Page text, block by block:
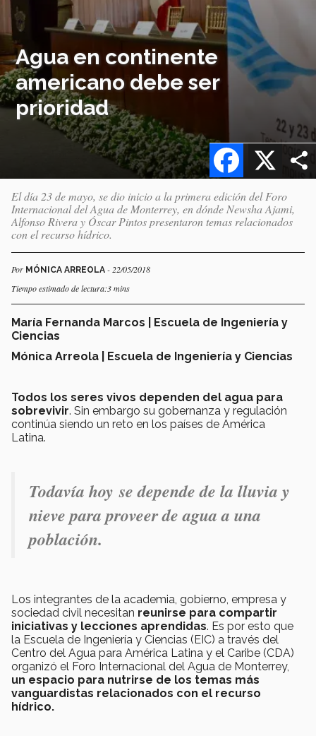
Agua en continente
americano debe ser
prioridad
X
Facebook
El día 23 de mayo, se dio inicio a la primera edición del Foro
Internacional del Agua de Monterrey, en dónde Newsha Ajami,
Alfonso Rivera y Óscar Pintos presentaron temas relacionados
con el recurso hídrico.
Por MÓNICA ARREOLA - 22/05/2018
Tiempo estimado de lectura:3 mins
María Fernanda Marcos | Escuela de Ingeniería y
Ciencias
Mónica Arreola | Escuela de Ingeniería y Ciencias
Todos los seres vivos dependen del agua para
sobrevivir. Sin embargo su gobernanza y regulación
continúa siendo un reto en los países de América
Latina.
Todavía hoy se depende de la lluvia y
nieve para proveer de agua a una
población.
Los integrantes de la academia, gobierno, empresa y
sociedad civil necesitan reunirse para compartir
iniciativas y lecciones aprendidas. Es por esto que
la Escuela de Ingeniería y Ciencias (EIC) a través del
Centro del Agua para América Latina y el Caribe (CDA)
organizó el Foro Internacional del Agua de Monterrey,
un espacio para nutrirse de los temas más
vanguardistas relacionados con el recurso
hídrico.